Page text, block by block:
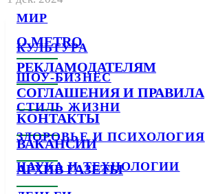
МИР
КУЛЬТУРА
ШОУ-БИЗНЕС
СТИЛЬ ЖИЗНИ
ЗДОРОВЬЕ И ПСИХОЛОГИЯ
НАУКА И ТЕХНОЛОГИИ
О METRO
РЕКЛАМОДАТЕЛЯМ
СОГЛАШЕНИЯ И ПРАВИЛА
КОНТАКТЫ
ВАКАНСИИ
АРХИВ ГАЗЕТЫ